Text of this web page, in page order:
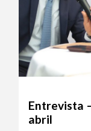
Entrevista
abril